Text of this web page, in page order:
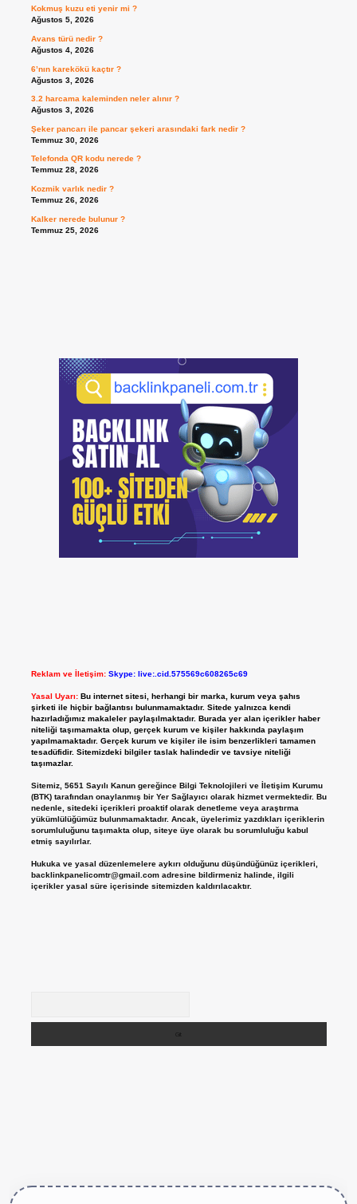
Kokmuş kuzu eti yenir mi ?
Ağustos 5, 2026
Avans türü nedir ?
Ağustos 4, 2026
6’nın karekökü kaçtır ?
Ağustos 3, 2026
3.2 harcama kaleminden neler alınır ?
Ağustos 3, 2026
Şeker pancarı ile pancar şekeri arasındaki fark nedir ?
Temmuz 30, 2026
Telefonda QR kodu nerede ?
Temmuz 28, 2026
Kozmik varlık nedir ?
Temmuz 26, 2026
Kalker nerede bulunur ?
Temmuz 25, 2026
Reklam ve İletişim: Skype: live:.cid.575569c608265c69
Yasal Uyarı: Bu internet sitesi, herhangi bir marka, kurum veya şahıs
şirketi ile hiçbir bağlantısı bulunmamaktadır. Sitede yalnızca kendi
hazırladığımız makaleler paylaşılmaktadır. Burada yer alan içerikler haber
niteliği taşımamakta olup, gerçek kurum ve kişiler hakkında paylaşım
yapılmamaktadır. Gerçek kurum ve kişiler ile isim benzerlikleri tamamen
tesadüfidir. Sitemizdeki bilgiler taslak halindedir ve tavsiye niteliği
taşımazlar.
Sitemiz, 5651 Sayılı Kanun gereğince Bilgi Teknolojileri ve İletişim Kurumu
(BTK) tarafından onaylanmış bir Yer Sağlayıcı olarak hizmet vermektedir. Bu
nedenle, sitedeki içerikleri proaktif olarak denetleme veya araştırma
yükümlülüğümüz bulunmamaktadır. Ancak, üyelerimiz yazdıkları içeriklerin
sorumluluğunu taşımakta olup, siteye üye olarak bu sorumluluğu kabul
etmiş sayılırlar.
Hukuka ve yasal düzenlemelere aykırı olduğunu düşündüğünüz içerikleri,
backlinkpanelicomtr@gmail.comadresine bildirmeniz halinde, ilgili
içerikler yasal süre içerisinde sitemizden kaldırılacaktır.